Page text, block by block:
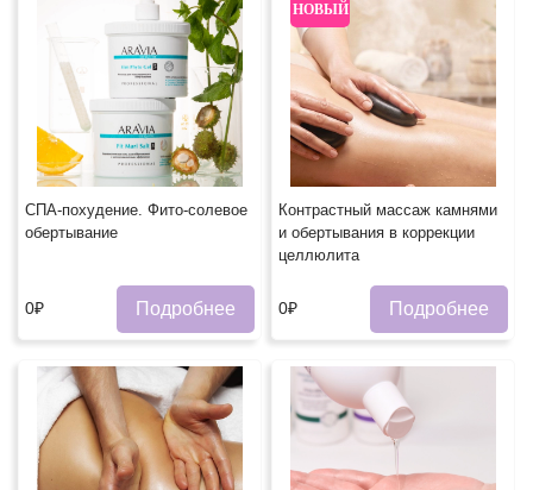
СПА-похудение. Фито-солевое
обертывание
0₽ Подробнее
НОВЫЙ
Контрастный массаж камнями
и обертывания в коррекции
целлюлита
0₽ Подробнее